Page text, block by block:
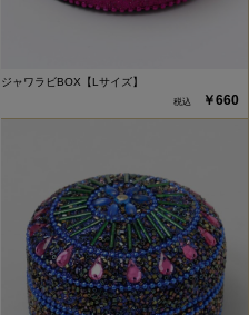
ジャワラビBOX【Lサイズ】
￥660